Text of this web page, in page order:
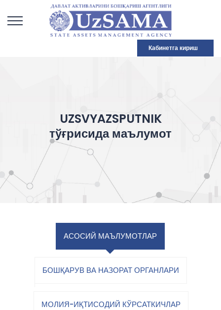
Кабинетга кириш
UZSVYAZSPUTNIK
тўғрисида маълумот
АСОСИЙ МАЪЛУМОТЛАР
БОШҚАРУВ ВА НАЗОРАТ ОРГАНЛАРИ
МОЛИЯ-ИҚТИСОДИЙ КЎРСАТКИЧЛАР